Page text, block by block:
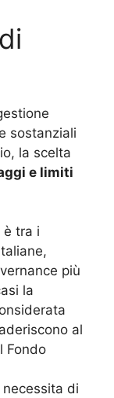
sostanziali
la scelta
e limiti
è tra i
più
la
al
Fondo
necessita di